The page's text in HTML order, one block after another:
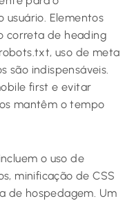
usuário. Elementos
correta de heading
robots.txt, uso de meta
são indispensáveis.
first e evitar
mantêm o tempo
o uso de
minificação de CSS
de hospedagem. Um